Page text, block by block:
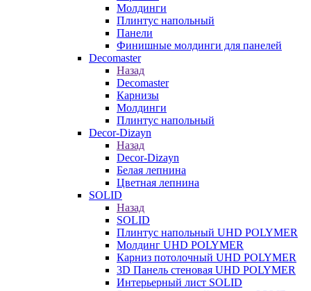
Молдинги
Плинтус напольный
Панели
Финишные молдинги для панелей
Decomaster
Назад
Decomaster
Карнизы
Молдинги
Плинтус напольный
Decor-Dizayn
Назад
Decor-Dizayn
Белая лепнина
Цветная лепнина
SOLID
Назад
SOLID
Плинтус напольный UHD POLYMER
Молдинг UHD POLYMER
Карниз потолочный UHD POLYMER
3D Панель стеновая UHD POLYMER
Интерьерный лист SOLID